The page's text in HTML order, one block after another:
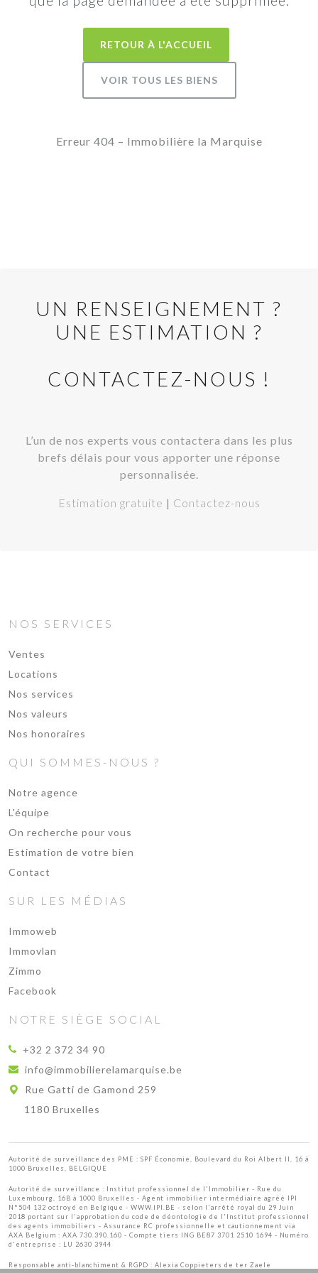
RETOUR À L'ACCUEIL
VOIR TOUS LES BIENS
Erreur 404 – Immobilière la Marquise
UN RENSEIGNEMENT ?
UNE ESTIMATION ?
CONTACTEZ-NOUS !
L’un de nos experts vous contactera dans les plus
brefs délais pour vous apporter une réponse
personnalisée.
Estimation gratuite | Contactez-nous
NOS SERVICES
Ventes
Locations
Nos services
Nos valeurs
Nos honoraires
QUI SOMMES-NOUS ?
Notre agence
L'équipe
On recherche pour vous
Estimation de votre bien
Contact
SUR LES MÉDIAS
Immoweb
Immovlan
Zimmo
Facebook
NOTRE SIÈGE SOCIAL
+32 2 372 34 90
info@immobilierelamarquise.be
Rue Gatti de Gamond 259
1180 Bruxelles
Autorité de surveillance des PME : SPF Économie, Boulevard du Roi Albert II, 16 à
1000 Bruxelles, BELGIQUE
Autorité de surveillance : Institut professionnel de l'Immobilier - Rue du
Luxembourg, 16B à 1000 Bruxelles - Agent immobilier intermédiaire agréé IPI
N°504 132 octroyé en Belgique - WWW.IPI.BE - selon l'arrêté royal du 29 Juin
2018 portant sur l'approbation du code de déontologie de l'Institut professionnel
des agents immobiliers - Assurance RC professionnelle et cautionnement via
AXA Belgium : AXA 730.390.160 - Compte tiers ING BE87 3701 2510 1694 - Numéro
d'entreprise : LU 2630 3944
Responsable anti-blanchiment & RGPD : Alexia Coppieters de ter Zaele